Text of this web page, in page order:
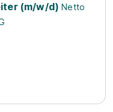
(m/w/d) Netto